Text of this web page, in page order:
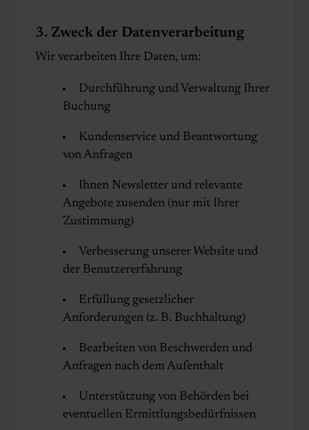
3. Zweck der Datenverarbeitung
Wir verarbeiten Ihre Daten, um:
Durchführung und Verwaltung Ihrer
Buchung
Kundenservice und Beantwortung
von Anfragen
Ihnen Newsletter und relevante
Angebote zusenden (nur mit Ihrer
Zustimmung)
Verbesserung unserer Website und
der Benutzererfahrung
Erfüllung gesetzlicher
Anforderungen (z. B. Buchhaltung)
Bearbeiten von Beschwerden und
Anfragen nach dem Aufenthalt
Unterstützung von Behörden bei
eventuellen Ermittlungsbedürfnissen